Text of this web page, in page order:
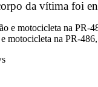
da vítima foi
motocicleta na PR-